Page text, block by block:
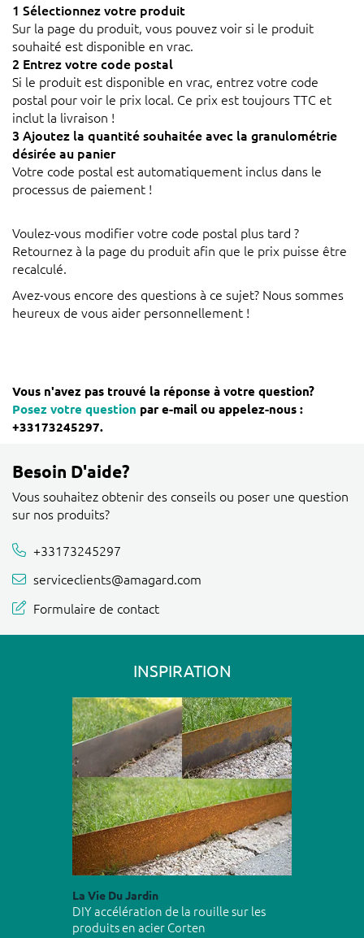
1 Sélectionnez votre produit
Sur la page du produit, vous pouvez voir si le produit
souhaité est disponible en vrac.
2 Entrez votre code postal
Si le produit est disponible en vrac, entrez votre code
postal pour voir le prix local. Ce prix est toujours TTC et
inclut la livraison !
3 Ajoutez la quantité souhaitée avec la granulométrie
désirée au panier
Votre code postal est automatiquement inclus dans le
processus de paiement !
Voulez-vous modifier votre code postal plus tard ?
Retournez à la page du produit afin que le prix puisse être
recalculé.
Avez-vous encore des questions à ce sujet? Nous sommes
heureux de vous aider personnellement !
Vous n'avez pas trouvé la réponse à votre question?
Posez votre question par e-mail ou appelez-nous :
+33173245297.
Besoin D'aide?
Vous souhaitez obtenir des conseils ou poser une question
sur nos produits?
+33173245297
serviceclients@amagard.com
Formulaire de contact
INSPIRATION
La Vie Du Jardin
DIY accélération de la rouille sur les
produits en acier Corten